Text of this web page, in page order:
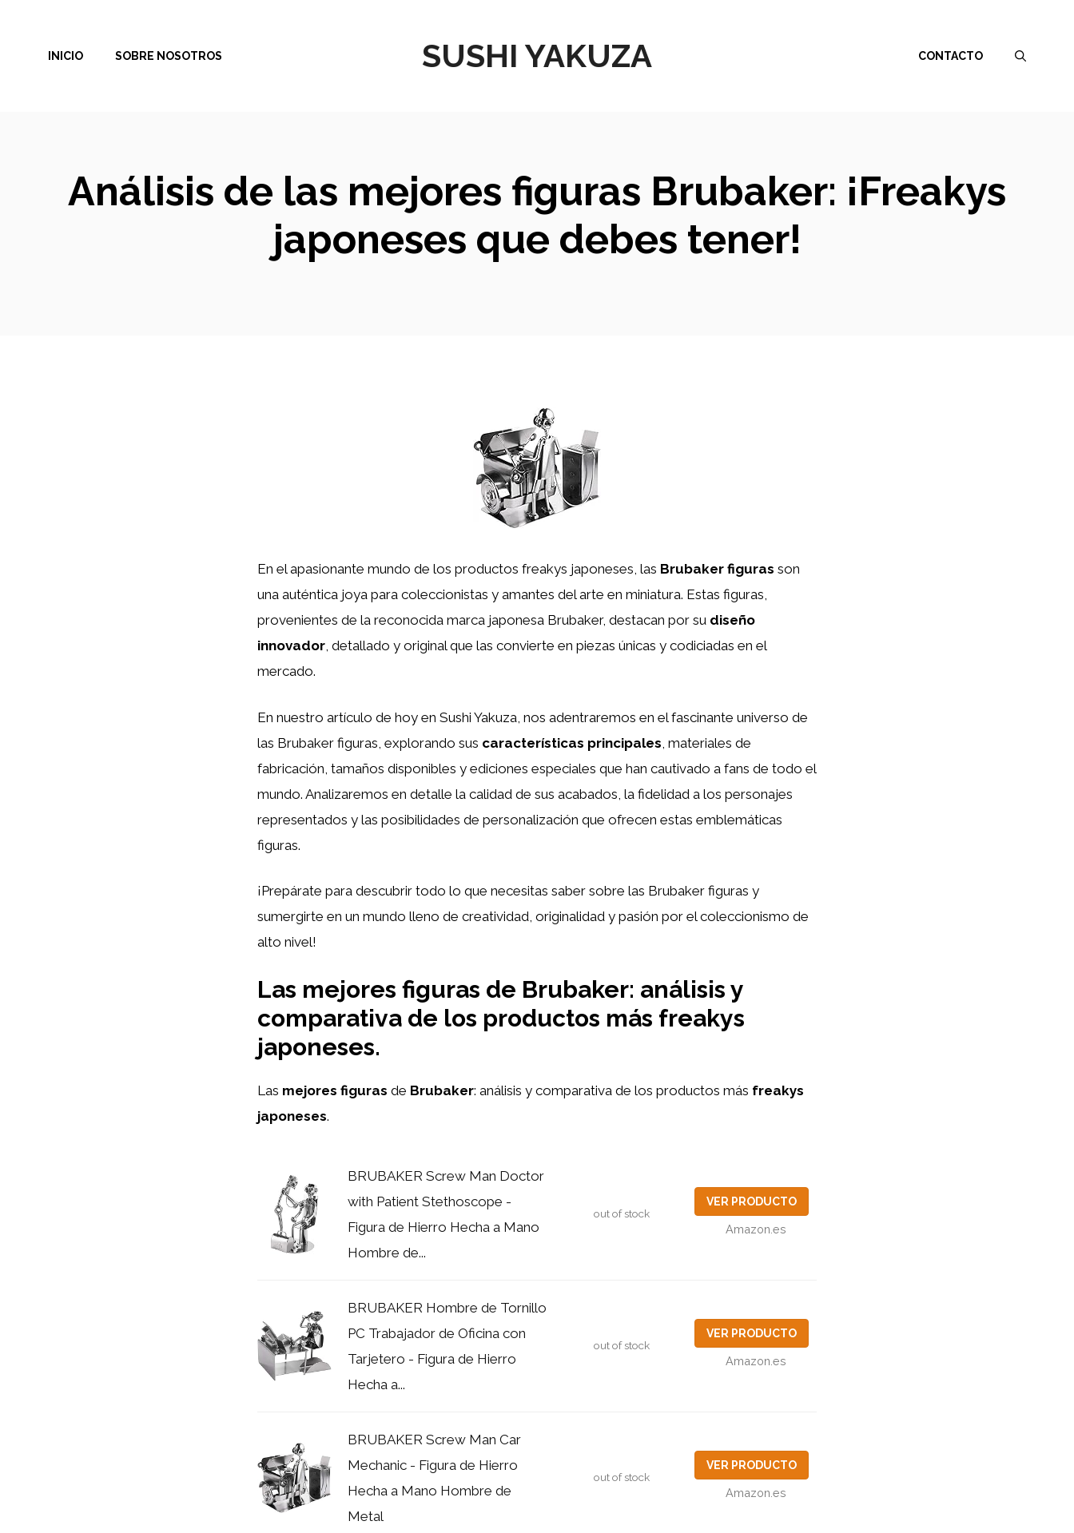
contenido
SUSHI YAKUZA
INICIO SOBRE NOSOTROS CONTACTO
Análisis de las mejores figuras Brubaker: ¡Freakys
japoneses que debes tener!
En el apasionante mundo de los productos freakys japoneses, las Brubaker figuras son
una auténtica joya para coleccionistas y amantes del arte en miniatura. Estas figuras,
provenientes de la reconocida marca japonesa Brubaker, destacan por su diseño
innovador, detallado y original que las convierte en piezas únicas y codiciadas en el
mercado.
En nuestro artículo de hoy en Sushi Yakuza, nos adentraremos en el fascinante universo de
las Brubaker figuras, explorando sus características principales , materiales de
fabricación, tamaños disponibles y ediciones especiales que han cautivado a fans de todo el
mundo. Analizaremos en detalle la calidad de sus acabados, la fidelidad a los personajes
representados y las posibilidades de personalización que ofrecen estas emblemáticas
figuras.
¡Prepárate para descubrir todo lo que necesitas saber sobre las Brubaker figuras y
sumergirte en un mundo lleno de creatividad, originalidad y pasión por el coleccionismo de
alto nivel!
Las mejores figuras de Brubaker: análisis y
comparativa de los productos más freakys
japoneses.
Las mejores figuras de Brubaker: análisis y comparativa de los productos más freakys
japoneses.
BRUBAKER Screw Man Doctor
with Patient Stethoscope -
Figura de Hierro Hecha a Mano
Hombre de...
out of stock
VER PRODUCTO
Amazon.es
BRUBAKER Hombre de Tornillo
PC Trabajador de Oficina con
Tarjetero - Figura de Hierro
Hecha a...
out of stock
VER PRODUCTO
Amazon.es
BRUBAKER Screw Man Car
Mechanic - Figura de Hierro
Hecha a Mano Hombre de
Metal
out of stock
VER PRODUCTO
Amazon.es